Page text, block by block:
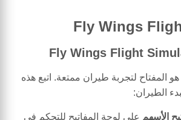
Fly Wings
المفتاح لتجربة طيران ممتعة. اتبع هذه
الطيران:
الأسهم على لوحة المفاتيح للتحكم في